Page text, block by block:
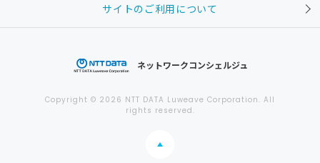
サイトのご利用について
ネットワークコンシェルジュ
Copyright © 2026 NTT DATA Luweave Corporation. All
rights reserved.